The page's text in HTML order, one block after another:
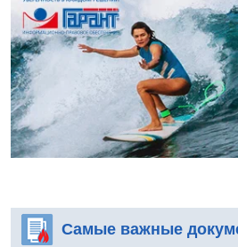
Самые важные